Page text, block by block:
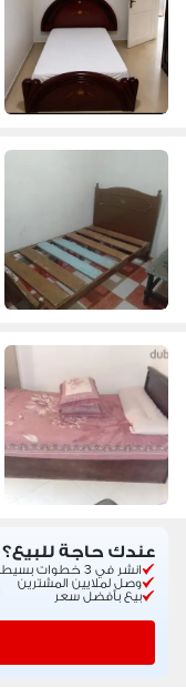
عندك حاجة للبيع؟
انشر في 3 خطوات بسيطة
وصل لملايين المشترين
بيع بأفضل سعر